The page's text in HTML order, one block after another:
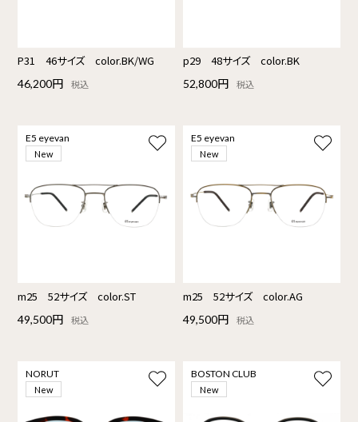
P31 46サイズ color.BK/WG
46,200円 税込
p29 48サイズ color.BK
52,800円 税込
E5 eyevan
New
m25 52サイズ color.ST
49,500円 税込
E5 eyevan
New
m25 52サイズ color.AG
49,500円 税込
NORUT
New
BOSTON CLUB
New